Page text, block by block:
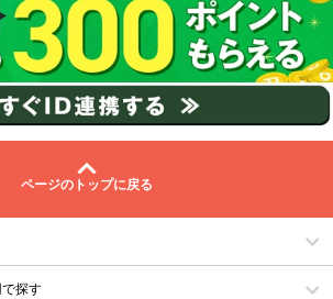
ページのトップに戻る
探す